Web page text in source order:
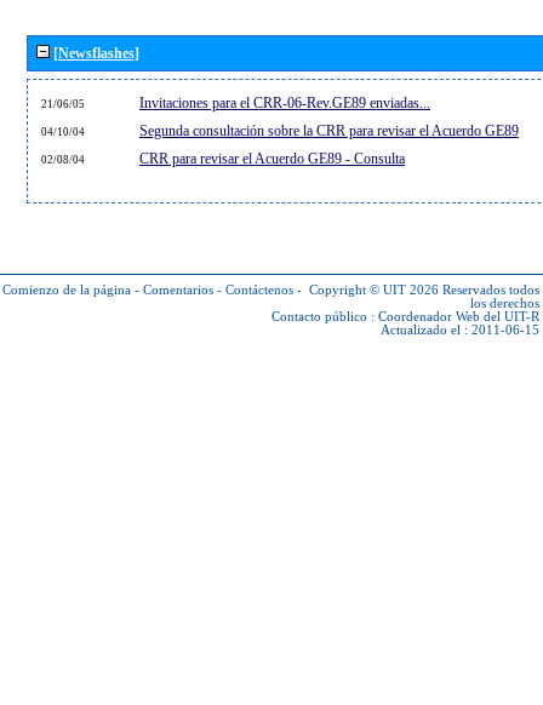
[Newsflashes]
21/06/05 Invitaciones para el CRR-06-Rev.GE89 enviadas...
04/10/04 Segunda consultación sobre la CRR para revisar el Acuerdo GE89
02/08/04 CRR para revisar el Acuerdo GE89 - Consulta
Comienzo de la página - Comentarios - Contáctenos - Copyright © UIT 2026 Reservados todos
los derechos
Contacto público : Coordenador Web del UIT-R
Actualizado el : 2011-06-15